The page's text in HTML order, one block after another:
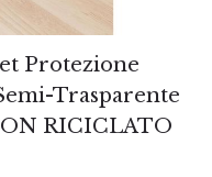
Protezione
Trasparente
RICICLATO